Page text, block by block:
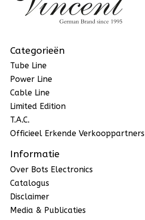
Categorieën
Tube Line
Power Line
Cable Line
Limited Edition
T.A.C.
Officieel Erkende Verkooppartners
Informatie
Over Bots Electronics
Catalogus
Disclaimer
Media & Publicaties